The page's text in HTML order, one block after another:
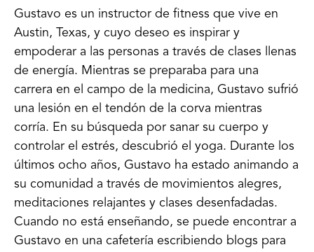
Gustavo es un instructor de fitness que vive en
Austin, Texas, y cuyo deseo es inspirar y
empoderar a las personas a través de clases llenas
de energía. Mientras se preparaba para una
carrera en el campo de la medicina, Gustavo sufrió
una lesión en el tendón de la corva mientras
corría. En su búsqueda por sanar su cuerpo y
controlar el estrés, descubrió el yoga. Durante los
últimos ocho años, Gustavo ha estado animando a
su comunidad a través de movimientos alegres,
meditaciones relajantes y clases desenfadadas.
Cuando no está enseñando, se puede encontrar a
Gustavo en una cafetería escribiendo blogs para